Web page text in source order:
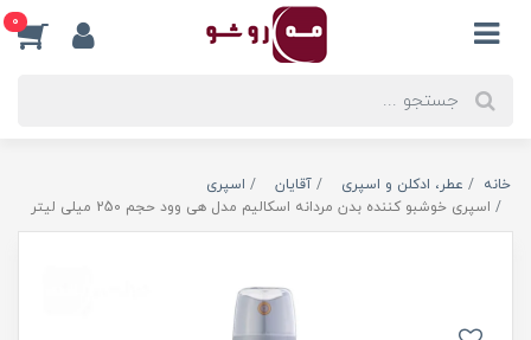
0
خانه عطر، ادکلن و اسپری آقایان
اسپری
اسپری خوشبو کننده بدن مردانه اسکالیم مدل هی وود حجم 250 میلی لیتر